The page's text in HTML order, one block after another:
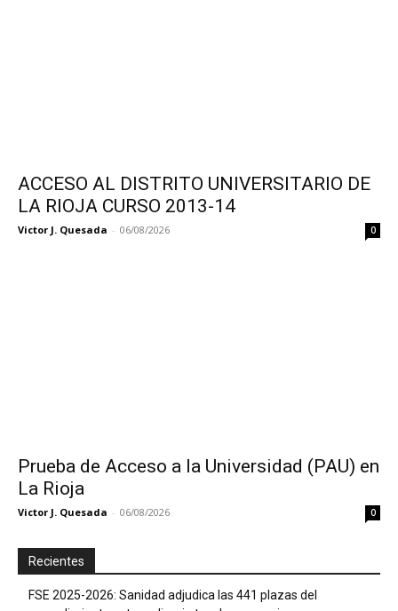
ACCESO AL DISTRITO UNIVERSITARIO DE
LA RIOJA CURSO 2013-14
Victor J. Quesada - 06/08/2026 0
Prueba de Acceso a la Universidad (PAU) en
La Rioja
Victor J. Quesada - 06/08/2026 0
Recientes
FSE 2025-2026: Sanidad adjudica las 441 plazas del